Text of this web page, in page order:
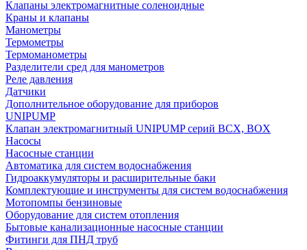
Клапаны электромагнитные соленоидные
Краны и клапаны
Манометры
Термометры
Термоманометры
Разделители сред для манометров
Реле давления
Датчики
Дополнительное оборудование для приборов
UNIPUMP
Клапан электромагнитный UNIPUMP серий BCX, BOX
Насосы
Насосные станции
Автоматика для систем водоснабжения
Гидроаккумуляторы и расширительные баки
Комплектующие и инструменты для систем водоснабжения
Мотопомпы бензиновые
Оборудование для систем отопления
Бытовые канализационные насосные станции
Фитинги для ПНД труб